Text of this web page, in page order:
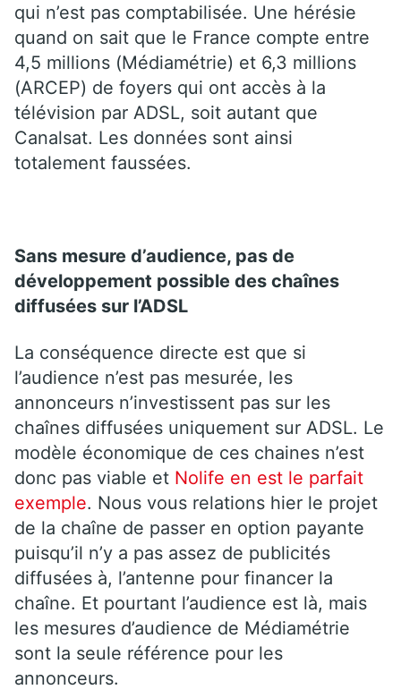
qui n’est pas comptabilisée. Une hérésie
quand on sait que le France compte entre
4,5 millions (Médiamétrie) et 6,3 millions
(ARCEP) de foyers qui ont accès à la
télévision par ADSL, soit autant que
Canalsat. Les données sont ainsi
totalement faussées.
Sans mesure d’audience, pas de
développement possible des chaînes
diffusées sur l’ADSL
La conséquence directe est que si
l’audience n’est pas mesurée, les
annonceurs n’investissent pas sur les
chaînes diffusées uniquement sur ADSL. Le
modèle économique de ces chaines n’est
donc pas viable et Nolife en est le parfait
exemple. Nous vous relations hier le projet
de la chaîne de passer en option payante
puisqu’il n’y a pas assez de publicités
diffusées à, l’antenne pour financer la
chaîne. Et pourtant l’audience est là, mais
les mesures d’audience de Médiamétrie
sont la seule référence pour les
annonceurs.